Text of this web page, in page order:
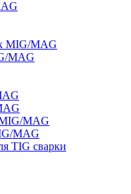
MIG/MAG
MAG
MAG
MAG
TIG сварки